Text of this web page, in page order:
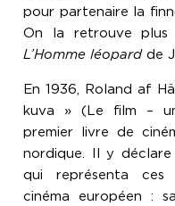
pour partenaire la
On la retrouve
L’Homme léopardde
En 1936, Roland af
kuva » (Le film –
premier livre de
nordique. Il y
qui représenta ces
cinéma européen :